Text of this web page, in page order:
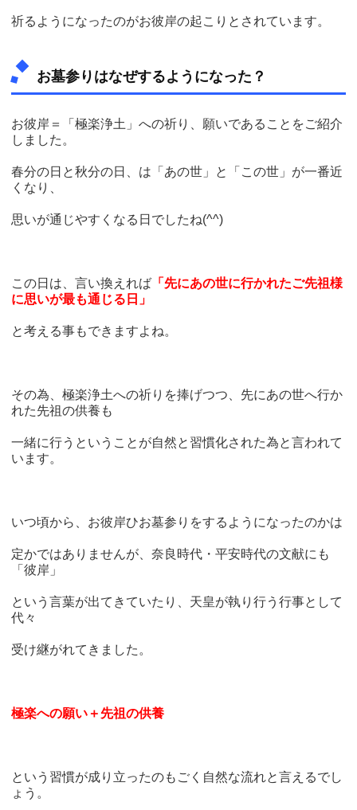
祈るようになったのがお彼岸の起こりとされています。
お墓参りはなぜするようになった？
お彼岸＝「極楽浄土」への祈り、願いであることをご紹介
しました。
春分の日と秋分の日、は「あの世」と「この世」が一番近
くなり、
思いが通じやすくなる日でしたね(^^)
この日は、言い換えれば 「先にあの世に行かれたご先祖様
に思いが最も通じる日」
と考える事もできますよね。
その為、極楽浄土への祈りを捧げつつ、先にあの世へ行か
れた先祖の供養も
一緒に行うということが自然と習慣化された為と言われて
います。
いつ頃から、お彼岸ひお墓参りをするようになったのかは
定かではありませんが、奈良時代・平安時代の文献にも
「彼岸」
という言葉が出てきていたり、天皇が執り行う行事として
代々
受け継がれてきました。
極楽への願い＋先祖の供養
という習慣が成り立ったのもごく自然な流れと言えるでし
ょう。